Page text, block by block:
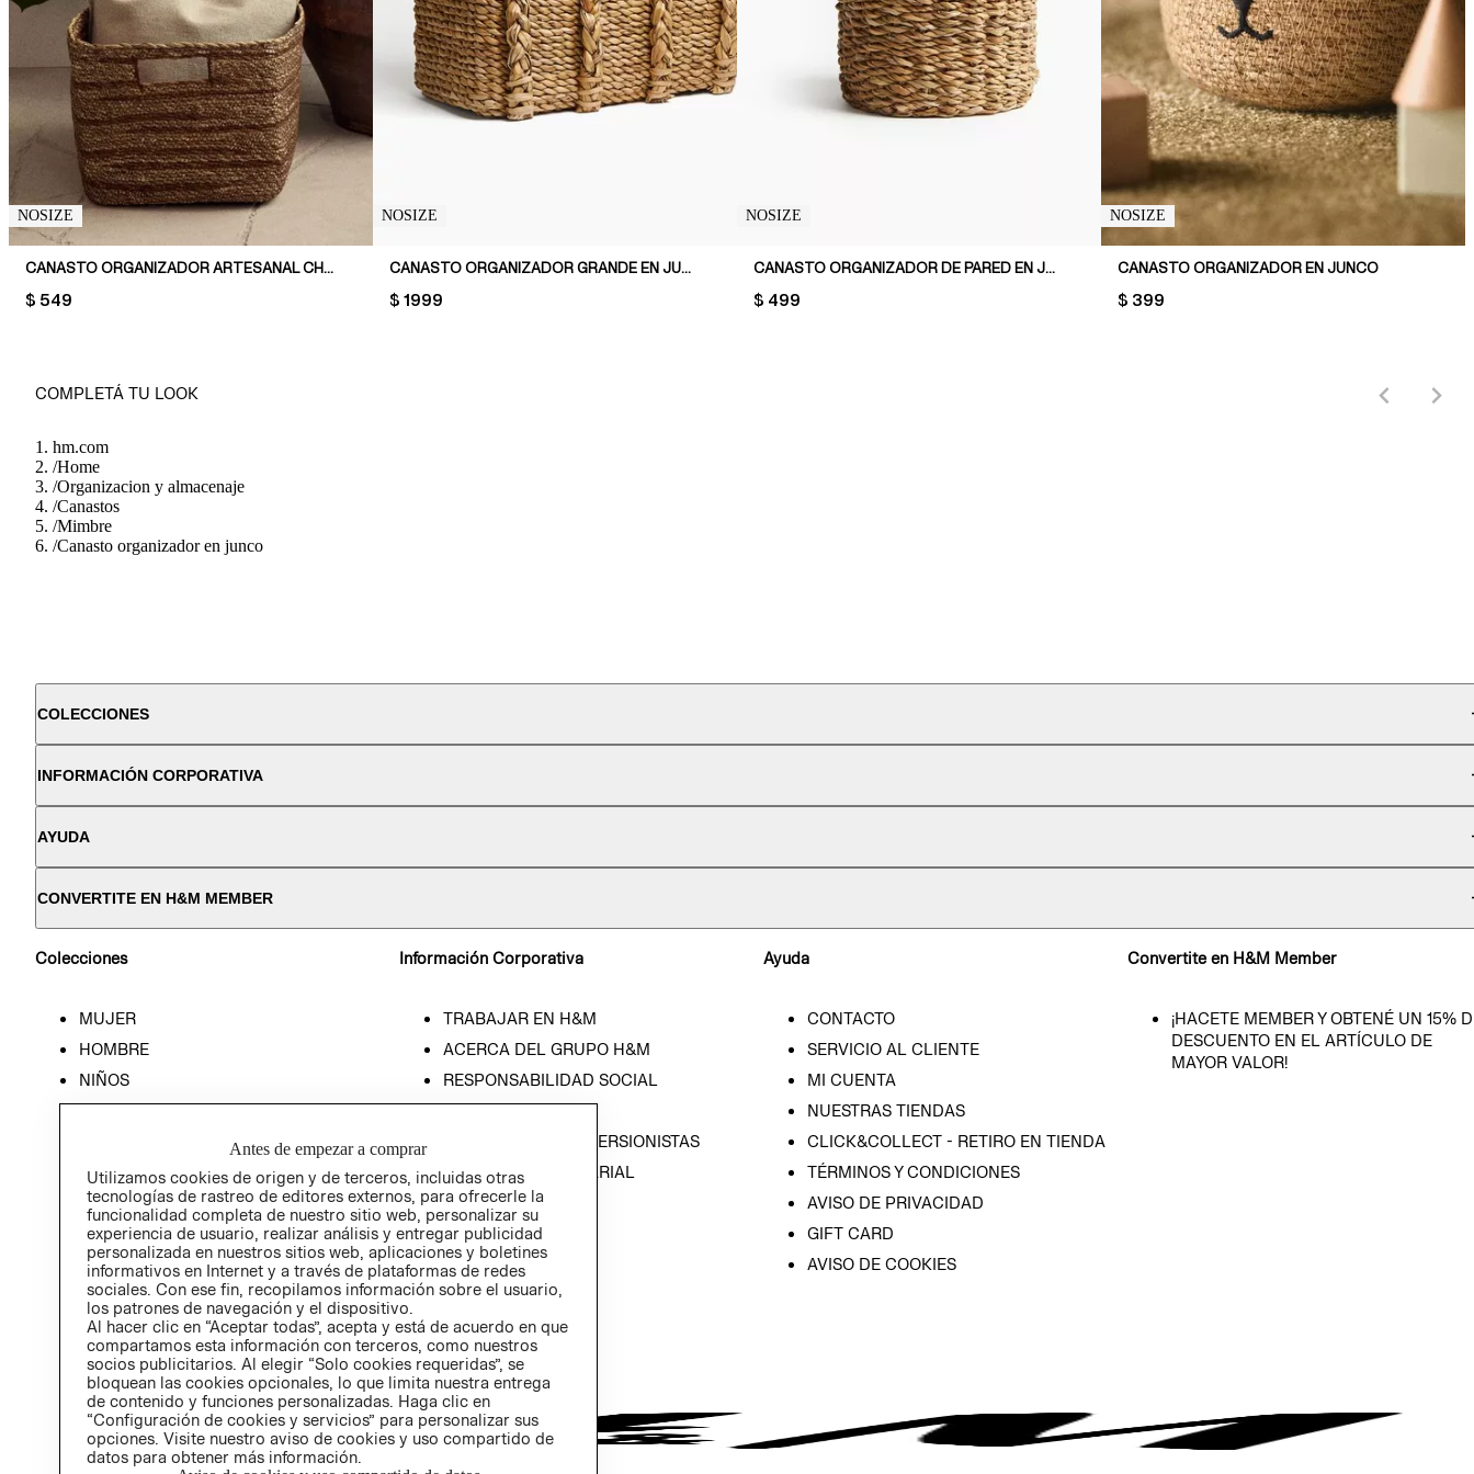
NOSIZE
CANASTO ORGANIZADOR ARTESANAL CHICO EN JUNCO
PRICE:
$ 549
NOSIZE
CANASTO ORGANIZADOR GRANDE EN JUNCO
PRICE:
$ 1999
NOSIZE
CANASTO ORGANIZADOR DE PARED EN JUNCO
PRICE:
$ 499
NOSIZE
CANASTO ORGANIZADOR EN JUNCO
PRICE:
$ 399
COMPLETÁ TU LOOK
hm.com
/Home
/Organizacion y almacenaje
/Canastos
/Mimbre
/Canasto organizador en junco
COLECCIONES
INFORMACIÓN CORPORATIVA
AYUDA
CONVERTITE EN H&M MEMBER
Colecciones
MUJER
HOMBRE
NIÑOS
HOME
Información Corporativa
TRABAJAR EN H&M
ACERCA DEL GRUPO H&M
RESPONSABILIDAD SOCIAL
PRENSA
RELACIÓN CON INVERSIONISTAS
POLÍTICA EMPRESARIAL
Ayuda
CONTACTO
SERVICIO AL CLIENTE
MI CUENTA
NUESTRAS TIENDAS
CLICK&COLLECT - RETIRO EN TIENDA
TÉRMINOS Y CONDICIONES
AVISO DE PRIVACIDAD
GIFT CARD
AVISO DE COOKIES
Convertite en H&M Member
¡HACETE MEMBER Y OBTENÉ UN 15%
DESCUENTO EN EL ARTÍCULO DE
MAYOR VALOR!
Antes de empezar a comprar
Utilizamos cookies de origen y de terceros, incluidas otras
tecnologías de rastreo de editores externos, para ofrecerle la
funcionalidad completa de nuestro sitio web, personalizar su
experiencia de usuario, realizar análisis y entregar publicidad
personalizada en nuestros sitios web, aplicaciones y boletines
informativos en Internet y a través de plataformas de redes
sociales. Con ese fin, recopilamos información sobre el usuario,
los patrones de navegación y el dispositivo.
Al hacer clic en “Aceptar todas”, acepta y está de acuerdo en que
compartamos esta información con terceros, como nuestros
socios publicitarios. Al elegir “Solo cookies requeridas”, se
bloquean las cookies opcionales, lo que limita nuestra entrega
de contenido y funciones personalizadas. Haga clic en
“Configuración de cookies y servicios” para personalizar sus
opciones. Visite nuestro aviso de cookies y uso compartido de
datos para obtener más información.